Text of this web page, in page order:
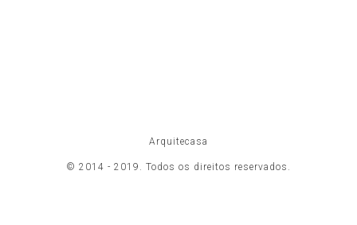
Arquitecasa
© 2014 - 2019. Todos os direitos reservados.